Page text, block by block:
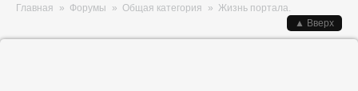
Вы здесь
Главная » Форумы » Общая категория » Жизнь портала.
▲ Вверх